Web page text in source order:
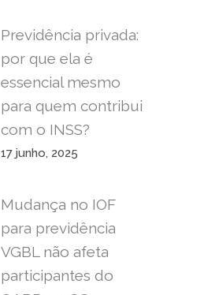
Previdência privada:
por que ela é
essencial mesmo
para quem contribui
com o INSS?
17 junho, 2025
Mudança no IOF
para previdência
VGBL não afeta
participantes do